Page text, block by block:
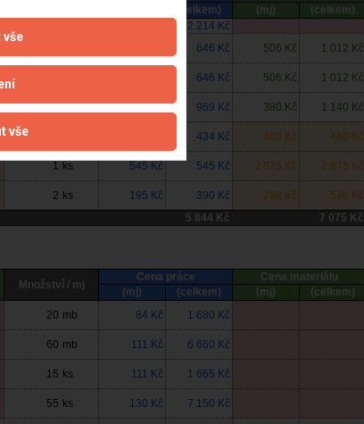
(celkem) (mj) (celkem)
2 214 Kč
646 Kč 506 Kč 1 012 Kč
646 Kč 506 Kč 1 012 Kč
3 mb 323 Kč 969 Kč 380 Kč 1 140 Kč
434 Kč 460 Kč 460 Kč
1 ks 545 Kč 545 Kč 2 875 Kč 2 875 Kč
2 ks 195 Kč 390 Kč 288 Kč 576 Kč
5 844 Kč 7 075 Kč
Množství / mj
Cena práce Cena materiálu
(mj)
(celkem) (mj) (celkem)
20 mb 84 Kč 1 680 Kč
60 mb 111 Kč 6 660 Kč
15 ks 111 Kč 1 665 Kč
55 ks 130 Kč 7 150 Kč
vše
vše